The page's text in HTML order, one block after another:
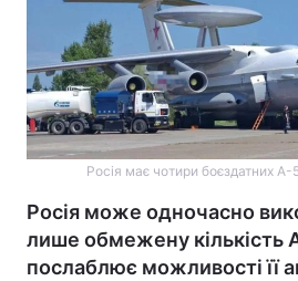
Росія має чотири боєздатних
Росія може одночасно
лише обмежену кількість
послаблює можливості її